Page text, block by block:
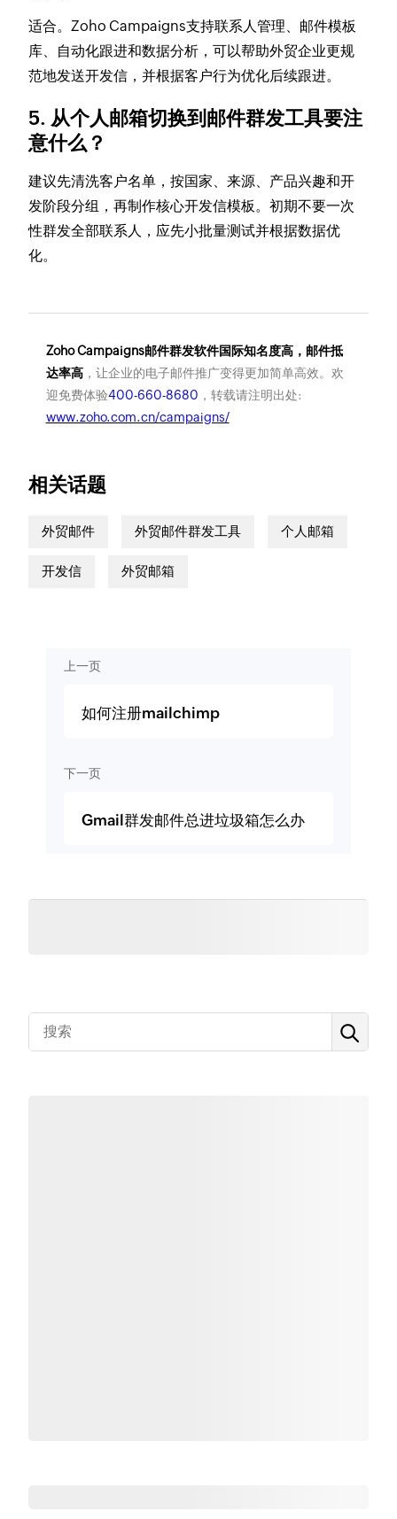
适合。Zoho Campaigns支持联系人管理、邮件模板
库、自动化跟进和数据分析，可以帮助外贸企业更规
范地发送开发信，并根据客户行为优化后续跟进。
5. 从个人邮箱切换到邮件群发工具要注
意什么？
建议先清洗客户名单，按国家、来源、产品兴趣和开
发阶段分组，再制作核心开发信模板。初期不要一次
性群发全部联系人，应先小批量测试并根据数据优
化。
Zoho Campaigns邮件群发软件国际知名度高，邮件抵
达率高，让企业的电子邮件推广变得更加简单高效。欢
迎免费体验400-660-8680 ，转载请注明出处:
www.zoho.com.cn/campaigns/
相关话题
外贸邮件 外贸邮件群发工具 个人邮箱
开发信 外贸邮箱
上一页
如何注册mailchimp
下一页
Gmail群发邮件总进垃圾箱怎么办